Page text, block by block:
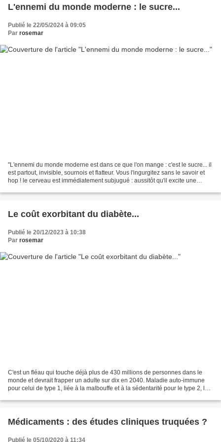
L'ennemi du monde moderne : le sucre...
Publié le 22/05/2024 à 09:05
Par rosemar
"L'ennemi du monde moderne est dans ce que l'on mange : c'est le sucre... il
est partout, invisible, sournois et flatteur. Vous l'ingurgitez sans le savoir et
hop ! le cerveau est immédiatement subjugué : aussitôt qu'il excite une
Le coût exorbitant du diabète...
Publié le 20/12/2023 à 10:38
Par rosemar
C'est un fléau qui touche déjà plus de 430 millions de personnes dans le
monde et devrait frapper un adulte sur dix en 2040. Maladie auto-immune
pour celui de type 1, liée à la malbouffe et à la sédentarité pour le type 2, le
Médicaments : des études cliniques truquées ?
Publié le 05/10/2020 à 11:34